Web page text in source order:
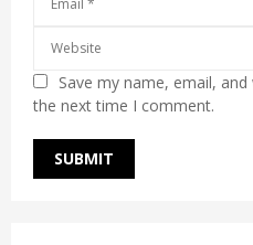
Save my name, email,
the next time I comment.